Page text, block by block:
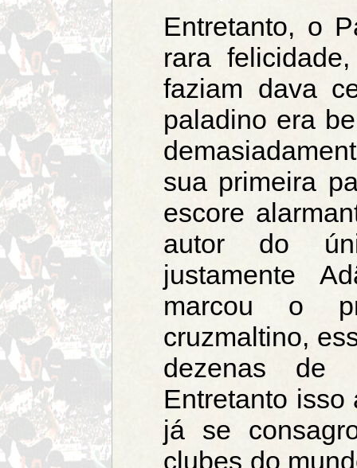
Entretanto, o
rara
faziam dava
paladino era
sua primeira
escore
autor do
justamente
marcou o
cruzmaltino,
dezenas de
Entretanto isso
já se
clubes do